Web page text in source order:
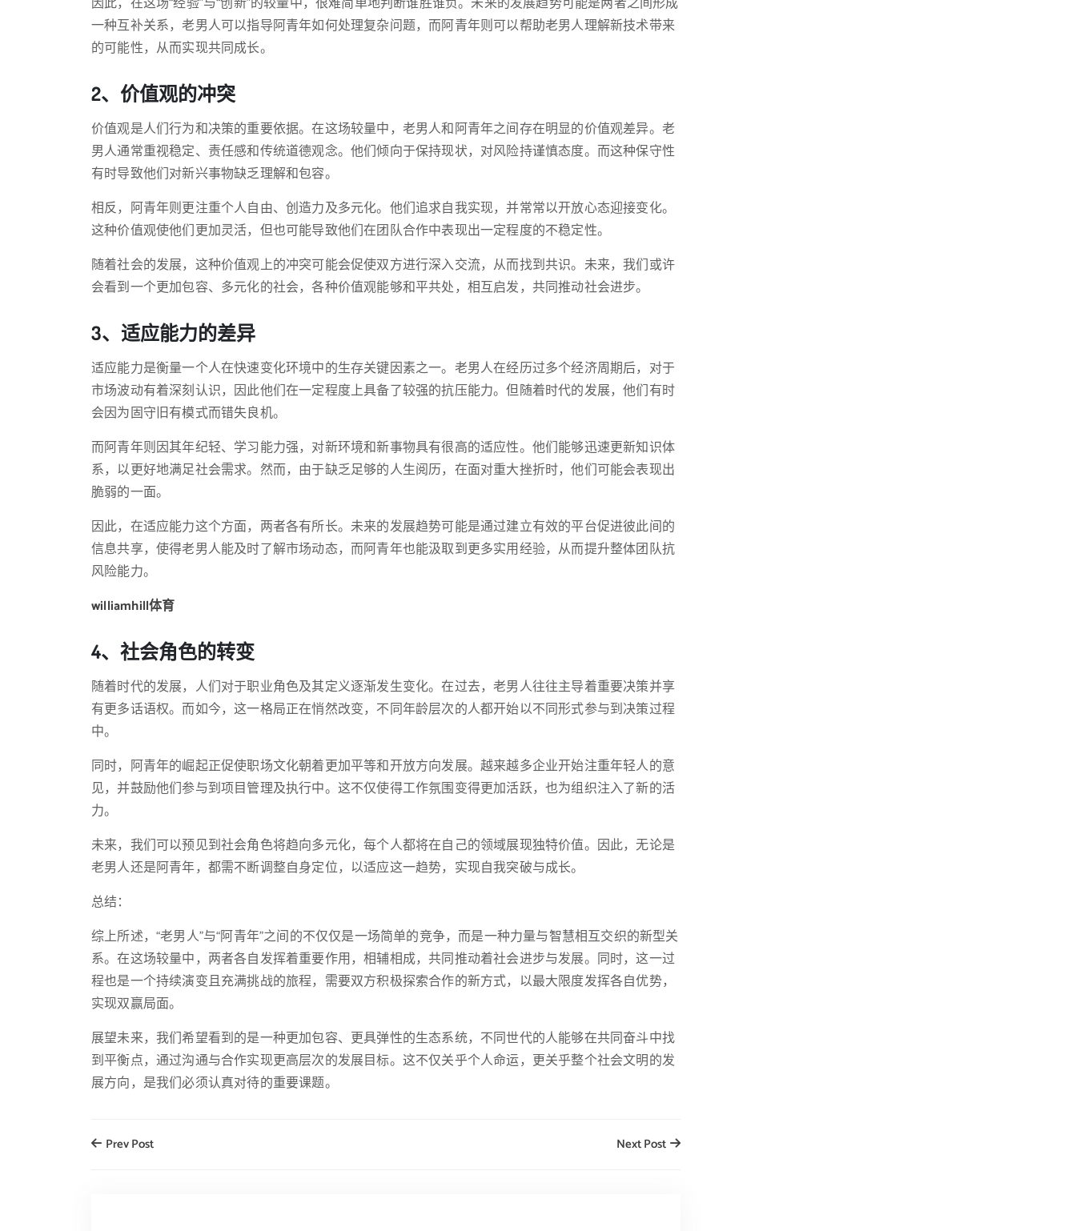
一种互补关系，老男人可以指导阿青年如何处理复杂问题，而阿青年则可以帮助老男人理解新技术带来
的可能性，从而实现共同成长。
2、价值观的冲突
价值观是人们行为和决策的重要依据。在这场较量中，老男人和阿青年之间存在明显的价值观差异。老
男人通常重视稳定、责任感和传统道德观念。他们倾向于保持现状，对风险持谨慎态度。而这种保守性
有时导致他们对新兴事物缺乏理解和包容。
相反，阿青年则更注重个人自由、创造力及多元化。他们追求自我实现，并常常以开放心态迎接变化。
这种价值观使他们更加灵活，但也可能导致他们在团队合作中表现出一定程度的不稳定性。
随着社会的发展，这种价值观上的冲突可能会促使双方进行深入交流，从而找到共识。未来，我们或许
会看到一个更加包容、多元化的社会，各种价值观能够和平共处，相互启发，共同推动社会进步。
3、适应能力的差异
适应能力是衡量一个人在快速变化环境中的生存关键因素之一。老男人在经历过多个经济周期后，对于
市场波动有着深刻认识，因此他们在一定程度上具备了较强的抗压能力。但随着时代的发展，他们有时
会因为固守旧有模式而错失良机。
而阿青年则因其年纪轻、学习能力强，对新环境和新事物具有很高的适应性。他们能够迅速更新知识体
系，以更好地满足社会需求。然而，由于缺乏足够的人生阅历，在面对重大挫折时，他们可能会表现出
脆弱的一面。
因此，在适应能力这个方面，两者各有所长。未来的发展趋势可能是通过建立有效的平台促进彼此间的
信息共享，使得老男人能及时了解市场动态，而阿青年也能汲取到更多实用经验，从而提升整体团队抗
风险能力。
williamhill体育
4、社会角色的转变
随着时代的发展，人们对于职业角色及其定义逐渐发生变化。在过去，老男人往往主导着重要决策并享
有更多话语权。而如今，这一格局正在悄然改变，不同年龄层次的人都开始以不同形式参与到决策过程
中。
同时，阿青年的崛起正促使职场文化朝着更加平等和开放方向发展。越来越多企业开始注重年轻人的意
见，并鼓励他们参与到项目管理及执行中。这不仅使得工作氛围变得更加活跃，也为组织注入了新的活
力。
未来，我们可以预见到社会角色将趋向多元化，每个人都将在自己的领域展现独特价值。因此，无论是
老男人还是阿青年，都需不断调整自身定位，以适应这一趋势，实现自我突破与成长。
总结：
综上所述，“老男人”与“阿青年”之间的不仅仅是一场简单的竞争，而是一种力量与智慧相互交织的新型关
系。在这场较量中，两者各自发挥着重要作用，相辅相成，共同推动着社会进步与发展。同时，这一过
程也是一个持续演变且充满挑战的旅程，需要双方积极探索合作的新方式，以最大限度发挥各自优势，
实现双赢局面。
展望未来，我们希望看到的是一种更加包容、更具弹性的生态系统，不同世代的人能够在共同奋斗中找
到平衡点，通过沟通与合作实现更高层次的发展目标。这不仅关乎个人命运，更关乎整个社会文明的发
展方向，是我们必须认真对待的重要课题。
Prev Post Next Post